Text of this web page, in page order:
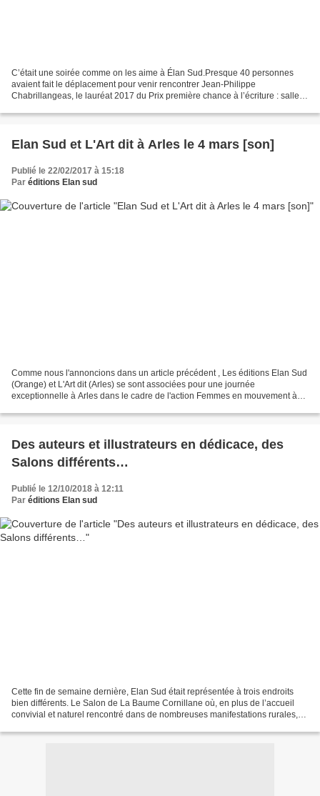
C’était une soirée comme on les aime à Élan Sud.Presque 40 personnes
avaient fait le déplacement pour venir rencontrer Jean-Philippe
Chabrillangeas, le lauréat 2017 du Prix première chance à l’écriture : salle
Elan Sud et L'Art dit à Arles le 4 mars [son]
Publié le 22/02/2017 à 15:18
Par éditions Elan sud
Comme nous l'annoncions dans un article précédent , Les éditions Elan Sud
(Orange) et L'Art dit (Arles) se sont associées pour une journée
exceptionnelle à Arles dans le cadre de l'action Femmes en mouvement à
Des auteurs et illustrateurs en dédicace, des
Salons différents…
Publié le 12/10/2018 à 12:11
Par éditions Elan sud
Cette fin de semaine dernière, Elan Sud était représentée à trois endroits
bien différents. Le Salon de La Baume Cornillane où, en plus de l’accueil
convivial et naturel rencontré dans de nombreuses manifestations rurales,